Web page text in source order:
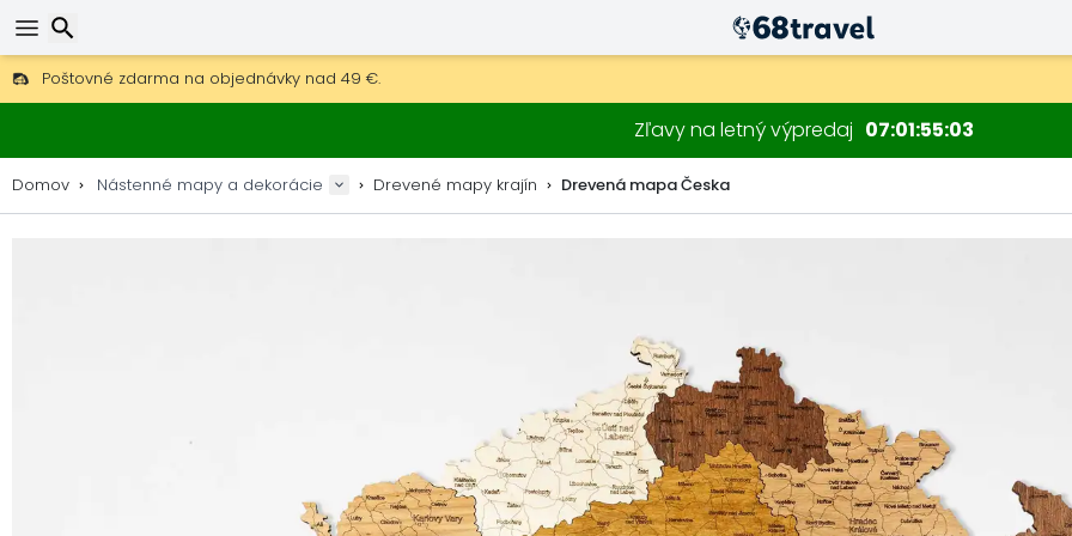
Poštovné zdarma na objednávky nad 49 €.
30 dní na vrátenie, 90 dní na drevené mapy a dekorácie.
Originálny výrobca máp a dekorácií.
Zľavy na letný výpredaj 07 01 55 02
Domov Nástenné mapy a dekorácie Drevené mapy krajín Drevená mapa Česka